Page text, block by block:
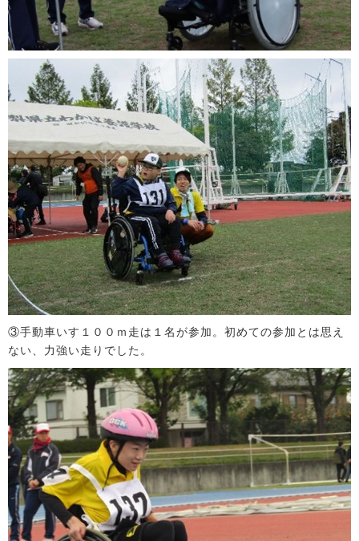
③手動車いす１００ｍ走は１名が参加。初めての参加とは思え
ない、力強い走りでした。